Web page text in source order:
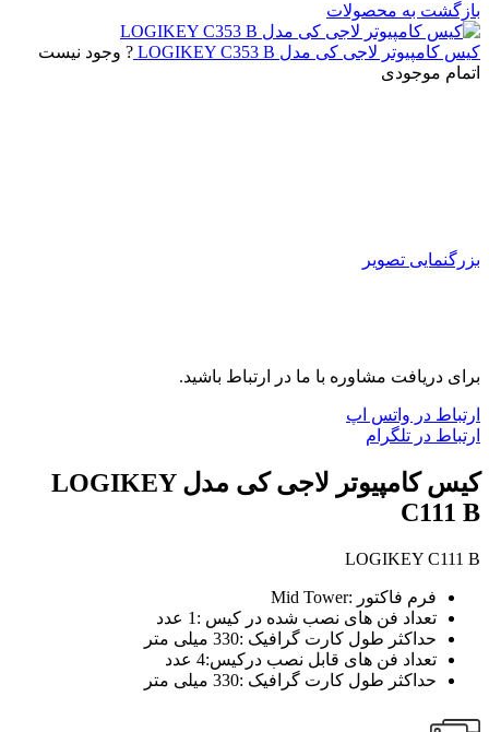
بازگشت به محصولات
کیس کامپیوتر لاجی کی مدل LOGIKEY C353 B
? وجود نیست
اتمام موجودی
بزرگنمایی تصویر
برای دریافت مشاوره با ما در ارتباط باشید.
ارتباط در واتس اپ
ارتباط در تلگرام
کیس کامپیوتر لاجی کی مدل LOGIKEY
C111 B
LOGIKEY C111 B
فرم فاکتور :Mid Tower
تعداد فن های نصب شده در کیس :1 عدد
حداکثر طول کارت گرافیک :330 میلی متر
تعداد فن های قابل نصب درکیس:4 عدد
حداکثر طول کارت گرافیک :330 میلی متر